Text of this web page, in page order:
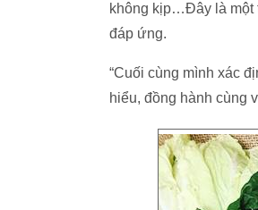
không kịp…Đây là một
đáp ứng.
“Cuối cùng mình xác
hiểu, đồng hành cùng